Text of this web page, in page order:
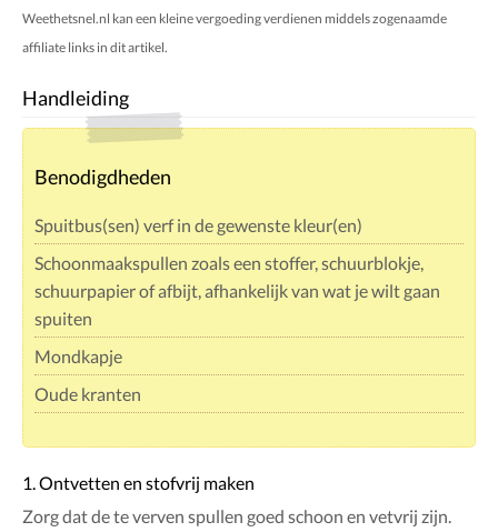
Weethetsnel.nl kan een kleine vergoeding verdienen middels zogenaamde
affiliate links in dit artikel.
Handleiding
Benodigdheden
Spuitbus(sen) verf in de gewenste kleur(en)
Schoonmaakspullen zoals een stoffer, schuurblokje,
schuurpapier of afbijt, afhankelijk van wat je wilt gaan
spuiten
Mondkapje
Oude kranten
1. Ontvetten en stofvrij maken
Zorg dat de te verven spullen goed schoon en vetvrij zijn.